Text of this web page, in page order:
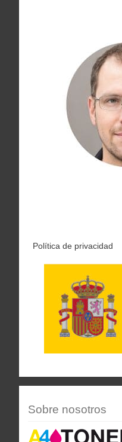
Política de privacidad
Sobre nosotros